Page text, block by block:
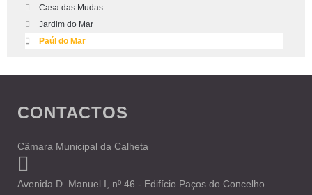
Casa das Mudas
Jardim do Mar
Paúl do Mar
CONTACTOS
Câmara Municipal da Calheta
Avenida D. Manuel I, nº 46 - Edifício Paços do Concelho